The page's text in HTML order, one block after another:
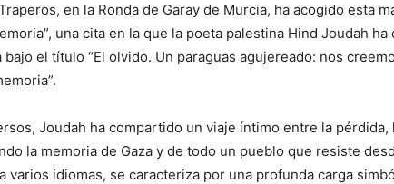
en la Ronda de Garay de Murcia, ha acogido esta
una cita en la que la poeta palestina Hind Joudah
el título “El olvido. Un paraguas agujereado: nos
Joudah ha compartido un viaje íntimo entre la pérdida,
la memoria de Gaza y de todo un pueblo que resiste
varios idiomas, se caracteriza por una profunda carga